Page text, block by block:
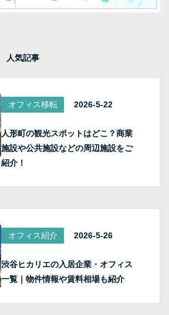
人気記事
オフィス移転 2026-5-22
人形町の観光スポットはどこ？商業
施設や公共施設などの周辺施設をご
紹介！
オフィス紹介 2026-5-26
渋谷ヒカリエの入居企業・オフィス
一覧｜物件情報や賃料相場も紹介